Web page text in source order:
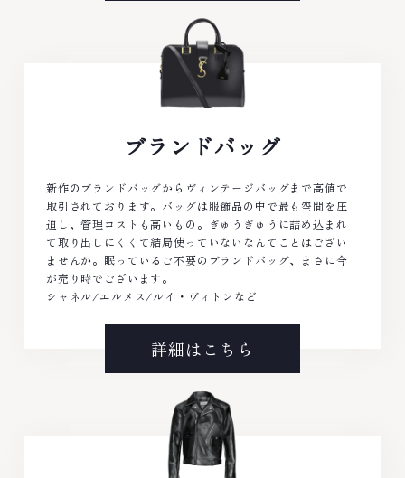
ブランドバッグ
新作のブランドバッグからヴィンテージバッグまで高値で
取引されております。バッグは服飾品の中で最も空間を圧
迫し、管理コストも高いもの。ぎゅうぎゅうに詰め込まれ
て取り出しにくくて結局使っていないなんてことはござい
ませんか。眠っているご不要のブランドバッグ、まさに今
が売り時でございます。
シャネル/エルメス/ルイ・ヴィトンなど
詳細はこちら